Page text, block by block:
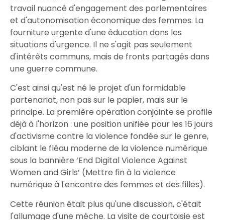
travail nuancé d'engagement des parlementaires
et d'autonomisation économique des femmes. La
fourniture urgente d'une éducation dans les
situations d'urgence. Il ne s'agit pas seulement
d'intérêts communs, mais de fronts partagés dans
une guerre commune.
C'est ainsi qu'est né le projet d'un formidable
partenariat, non pas sur le papier, mais sur le
principe. La première opération conjointe se profile
déjà à l'horizon : une position unifiée pour les 16 jours
d'activisme contre la violence fondée sur le genre,
ciblant le fléau moderne de la violence numérique
sous la bannière ‘End Digital Violence Against
Women and Girls’ (Mettre fin à la violence
numérique à l'encontre des femmes et des filles).
Cette réunion était plus qu'une discussion, c'était
l'allumage d'une mèche. La visite de courtoisie est